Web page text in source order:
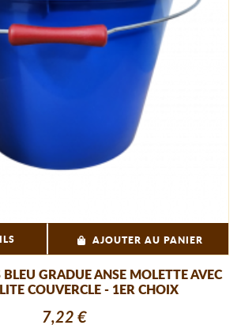
AJOUTER AU PANIER
BLEU GRADUE ANSE MOLETTE AVEC
COUVERCLE - 1ER CHOIX
7,22 €